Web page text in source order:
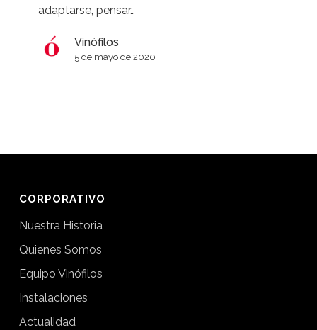
adaptarse, pensar…
Vinófilos
5 de mayo de 2020
CORPORATIVO
Nuestra Historia
Quienes Somos
Equipo Vinófilos
Instalaciones
Actualidad